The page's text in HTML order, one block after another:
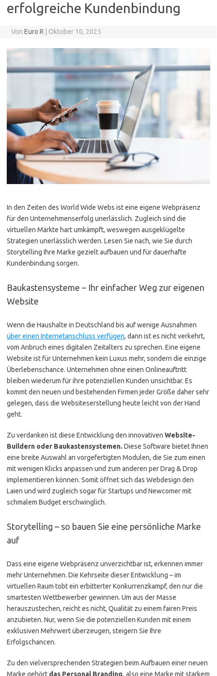
erfolgreiche Kundenbindung
Von Euro R Oktober 10, 2025
In den Zeiten des World Wide Webs ist eine eigene Webpräsenz
für den Unternehmenserfolg unerlässlich. Zugleich sind die
virtuellen Märkte hart umkämpft, weswegen ausgeklügelte
Strategien unerlässlich werden. Lesen Sie nach, wie Sie durch
Storytelling Ihre Marke gezielt aufbauen und für dauerhafte
Kundenbindung sorgen.
Baukastensysteme – Ihr einfacher Weg zur eigenen
Website
Wenn die Haushalte in Deutschland bis auf wenige Ausnahmen
über einen Internetanschluss verfügen, dann ist es nicht verkehrt,
vom Anbruch eines digitalen Zeitalters zu sprechen. Eine eigene
Website ist für Unternehmen kein Luxus mehr, sondern die einzige
Überlebenschance. Unternehmen ohne einen Onlineauftritt
bleiben wiederum für ihre potenziellen Kunden unsichtbar. Es
kommt den neuen und bestehenden Firmen jeder Größe daher sehr
gelegen, dass die Websiteserstellung heute leicht von der Hand
geht.
Zu verdanken ist diese Entwicklung den innovativen Website-
Buildern oder Baukastensystemen. Diese Software bietet Ihnen
eine breite Auswahl an vorgefertigten Modulen, die Sie zum einen
mit wenigen Klicks anpassen und zum anderen per Drag & Drop
implementieren können. Somit öffnet sich das Webdesign den
Laien und wird zugleich sogar für Startups und Newcomer mit
schmalem Budget erschwinglich.
Storytelling – so bauen Sie eine persönliche Marke
auf
Dass eine eigene Webpräsenz unverzichtbar ist, erkennen immer
mehr Unternehmen. Die Kehrseite dieser Entwicklung – im
virtuellen Raum tobt ein erbitterter Konkurrenzkampf, den nur die
smartesten Wettbewerber gewinnen. Um aus der Masse
herauszustechen, reicht es nicht, Qualität zu einem fairen Preis
anzubieten. Nur, wenn Sie die potenziellen Kunden mit einem
exklusiven Mehrwert überzeugen, steigern Sie Ihre
Erfolgschancen.
Zu den vielversprechenden Strategien beim Aufbauen einer neuen
Marke gehört das Personal Branding, also eine Marke mit starkem